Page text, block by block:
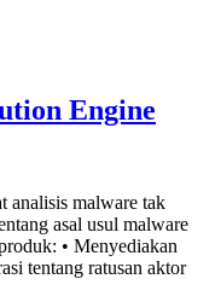
Engine
analisis malware tak
asal usul malware
• Menyediakan
tentang ratusan aktor